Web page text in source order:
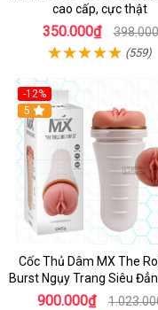
cao cấp, cực thật
350.000₫
(559)
-12%
Hot
5
Cốc Thủ Dâm MX The
Burst Ngụy Trang Siêu
900.000₫